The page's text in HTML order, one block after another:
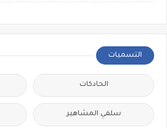
التسميات
الحادكات
سلفي المشاهير